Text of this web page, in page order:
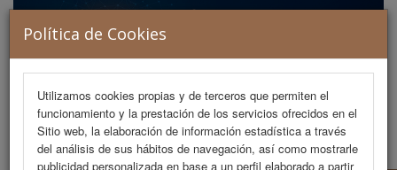
Política de Cookies
Utilizamos cookies propias y de terceros que permiten el
funcionamiento y la prestación de los servicios ofrecidos en el
Sitio web, la elaboración de información estadística a través
del análisis de sus hábitos de navegación, así como mostrarle
publicidad personalizada en base a un perfil elaborado a partir
MENU